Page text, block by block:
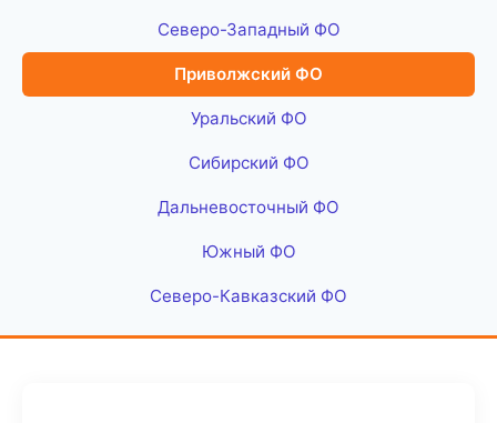
Северо-Западный ФО
Приволжский ФО
Уральский ФО
Сибирский ФО
Дальневосточный ФО
Южный ФО
Северо-Кавказский ФО